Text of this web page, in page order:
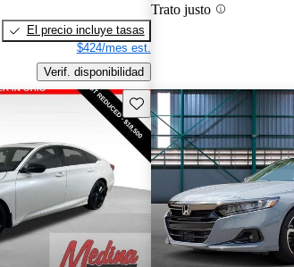
El precio incluye tasas
$424/mes est.
Verif. disponibilidad
Trato justo
Guarda este Aviso